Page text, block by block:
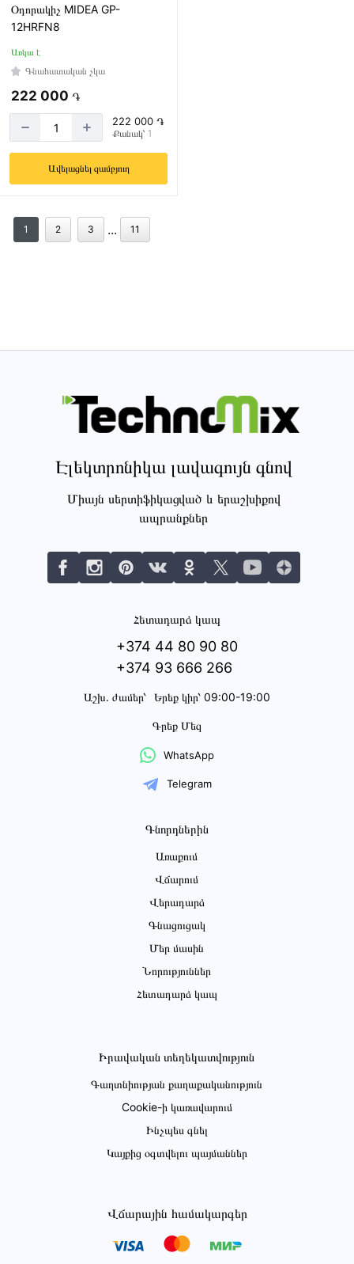
Օդորակիչ MIDEA GP-
12HRFN8
Առկա է
Գնահատական չկա
222 000 ֏
222 000 ֏
Քանակ՝ 1
Ավելացնել զամբյուղ
1 2 3 ... 11
Էլեկտրոնիկա լավագույն գնով
Միայն սերտիֆիկացված և երաշխիքով
ապրանքներ
Հետադարձ կապ
+374 44 80 90 80
+374 93 666 266
Աշխ․ ժամեր՝ Երեք կիր՝ 09:00-19:00
Գրեք Մեզ
WhatsApp
Telegram
Գնորդներին
Առաքում
Վճարում
Վերադարձ
Գնացուցակ
Մեր մասին
Նորություններ
Հետադարձ կապ
Իրավական տեղեկատվություն
Գաղտնիության քաղաքականություն
Cookie-ի կառավարում
Ինչպես գնել
Կայքից օգտվելու պայմաններ
Վճարային համակարգեր